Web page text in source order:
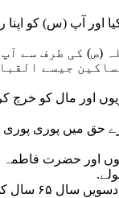
کی طرف سے
جیسے
اور مال کو خرچ
حق میں پوری
حضرت فاطمہ